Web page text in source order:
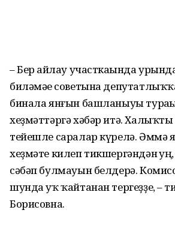
– Бер һайлау участкаһында
биләмәһе советына
бинала янғын башланыуы
хеҙмәттәргә хәбәр итә.
тейешле саралар күрелә. Әммә
хеҙмәте килеп тикшергәндән
сәбәп булмауын белдерә.
шунда уҡ ҡайтанан тергеҙҙе, –
Борисовна.